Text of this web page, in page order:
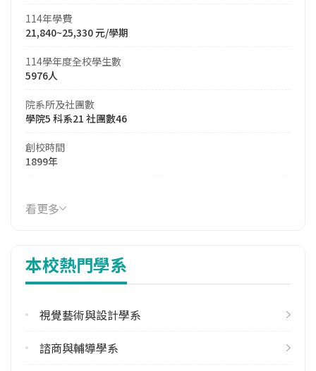
114年學費
21,840~25,330 元/學期
114學年度全校學生數
5976人
院系所及社團數
學院5 科系21 社團數46
創校時間
1899年
26.27
學校電話
學校地址
看更多
本校熱門學系
視覺藝術與設計學系
諮商與輔導學系